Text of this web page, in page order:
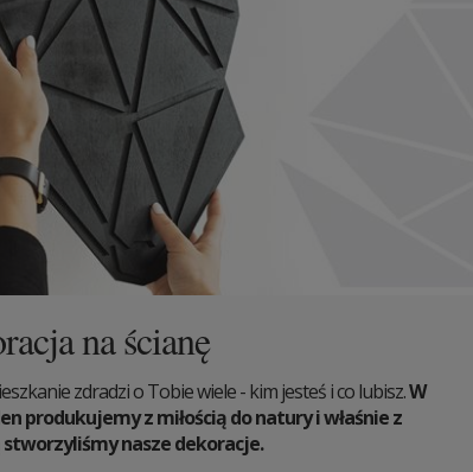
na ścianę
zdradzi o Tobie wiele - kim jesteś i co lubisz.W
produkujemy z miłością do natury i właśnie z
stworzyliśmy nasze dekoracje.